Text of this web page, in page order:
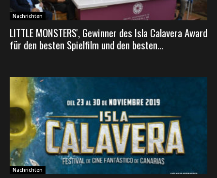
Nachrichten
LITTLE MONSTERS', Gewinner des Isla Calavera Award
für den besten Spielfilm und den besten...
Nachrichten